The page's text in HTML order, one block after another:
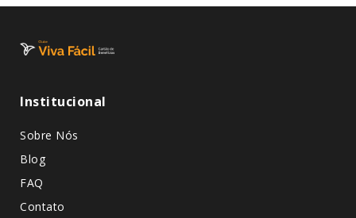
Institucional
Sobre Nós
Blog
FAQ
Contato